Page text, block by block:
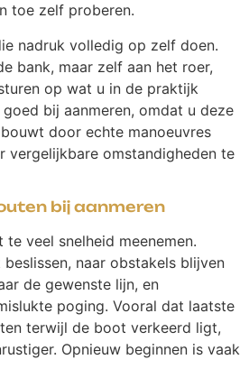
toe zelf proberen.
nadruk volledig op zelf doen.
bank, maar zelf aan het roer,
op wat u in de praktijk
bij aanmeren, omdat u deze
door echte manoeuvres
vergelijkbare omstandigheden te
bij aanmeren
veel snelheid meenemen.
naar obstakels blijven
de gewenste lijn, en
poging. Vooral dat laatste
terwijl de boot verkeerd ligt,
Opnieuw beginnen is vaak